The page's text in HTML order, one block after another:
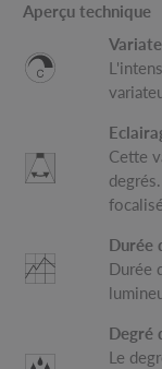
Aperçu technique
Cette
Durée
Durée
Degré
Le